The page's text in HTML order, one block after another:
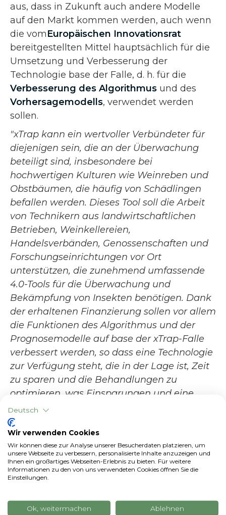
aus, dass in Zukunft auch andere Modelle
auf den Markt kommen werden, auch wenn
die vomEuropäischen Innovationsrat
bereitgestellten Mittel hauptsächlich für die
Umsetzung und Verbesserung der
Technologie base der Falle, d. h. für die
Verbesserung des Algorithmus und des
Vorhersagemodells, verwendet werden
sollen.
"xTrap kann ein wertvoller Verbündeter für
diejenigen sein, die an der Überwachung
beteiligt sind, insbesondere bei
hochwertigen Kulturen wie Weinreben und
Obstbäumen, die häufig von Schädlingen
befallen werden. Dieses Tool soll die Arbeit
von Technikern aus landwirtschaftlichen
Betrieben, Weinkellereien,
Handelsverbänden, Genossenschaften und
Forschungseinrichtungen vor Ort
unterstützen, die zunehmend umfassende
4.0-Tools für die Überwachung und
Bekämpfung von Insekten benötigen. Dank
der erhaltenen Finanzierung sollen vor allem
die Funktionen des Algorithmus und der
Prognosemodelle auf base der xTrap-Falle
verbessert werden, so dass eine Technologie
zur Verfügung steht, die in der Lage ist, Zeit
zu sparen und die Behandlungen zu
optimieren, was Einsparungen und eine
größere Nachhaltigkeit garantiert",
Martino Poretti, Leiter des Bereichs IoT und
Leiter desxTrap-Projekts
xTrap ist in der Lage, Daten zu sammeln, die
es selbstständig an die Plattform xFarm
sendet und so zur Digitalisierung und
Betrieben und Lebensmittelkettenbeiträgt.
Deutsch
Wir verwenden Cookies
Wir können diese zur Analyse unserer Besucherdaten platzieren, um
unsere Webseite zu verbessern, personalisierte Inhalte anzuzeigen und
Ihnen ein großartiges Webseiten-Erlebnis zu bieten. Für weitere
Informationen zu den von uns verwendeten Cookies öffnen Sie die
Einstellungen.
Ok, weitermachen Ablehnen